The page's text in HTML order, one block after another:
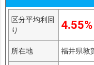
区分平均利回
り
4.55%
所在地 福井県敦